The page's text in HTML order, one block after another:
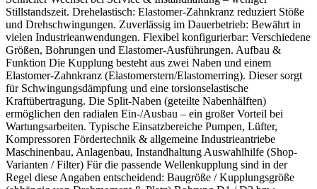
Stillstandszeit. Drehelastisch: Elastomer-Zahnkranz reduziert Stöße
und Drehschwingungen. Zuverlässig im Dauerbetrieb: Bewährt in
vielen Industrieanwendungen. Flexibel konfigurierbar: Verschiedene
Größen, Bohrungen und Elastomer-Ausführungen. Aufbau &
Funktion Die Kupplung besteht aus zwei Naben und einem
Elastomer-Zahnkranz (Elastomerstern/Elastomerring). Dieser sorgt
für Schwingungsdämpfung und eine torsionselastische
Kraftübertragung. Die Split-Naben (geteilte Nabenhälften)
ermöglichen den radialen Ein-/Ausbau – ein großer Vorteil bei
Wartungsarbeiten. Typische Einsatzbereiche Pumpen, Lüfter,
Kompressoren Fördertechnik & allgemeine Industrieantriebe
Maschinenbau, Anlagenbau, Instandhaltung Auswahlhilfe (Shop-
Varianten / Filter) Für die passende Wellenkupplung sind in der
Regel diese Angaben entscheidend: Baugröße / Kupplungsgröße